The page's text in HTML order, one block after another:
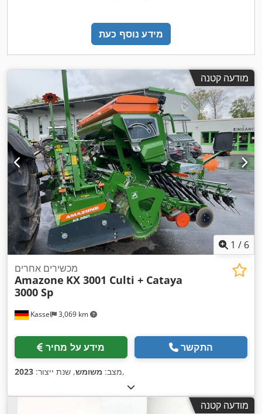
מידע נוסף כעת
מודעה קטנה
1 / 6
Kassel 3,069 km
מכשירים אחרים
Amazone KX 3001 Culti + Cataya
3000 Sp
מידע על מחיר התקשר
מצב: משומש, שנת ייצור: 2023 ,
מודעה קטנה